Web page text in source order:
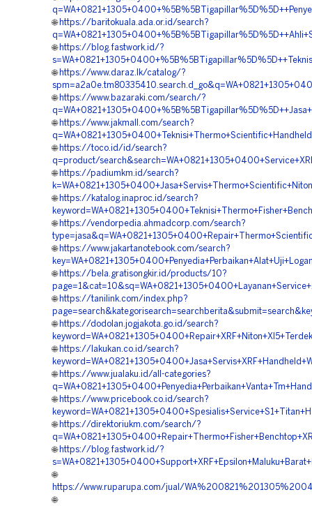
🌐 https://baritokuala.ada.or.id/search?
🌐 https://blog.fastwork.id/?
🌐 https://www.daraz.lk/catalog/?
🌐 https://www.bazaraki.com/search/?
🌐 https://www.jakmall.com/search?
🌐 https://toco.id/id/search?
q=product/
🌐 https://padiumkm.id/search?
🌐 https://katalog.inaproc.id/search?
🌐 https://vendorpedia.ahmadcorp.com/search?
🌐 https://www.jakartanotebook.com/search?
🌐 https://bela.gratisongkir.id/products/10?
🌐 https://tanilink.com/index.php?
🌐 https://dodolan.jogjakota.go.id/search?
🌐 https://lakukan.co.id/search?
🌐 https://www.jualaku.id/all-categories?
🌐 https://www.pricebook.co.id/search?
🌐 https://direktoriukm.com/search/?
🌐 https://blog.fastwork.id/?
🌐
https://www.ruparupa.com/jual/
🌐